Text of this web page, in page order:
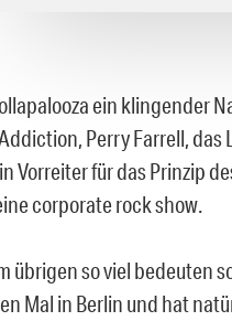
ein klingender
Perry Farrell, das
Vorreiter für das Prinzip
corporate rock show.
übrigen so viel bedeuten
Mal in Berlin und hat